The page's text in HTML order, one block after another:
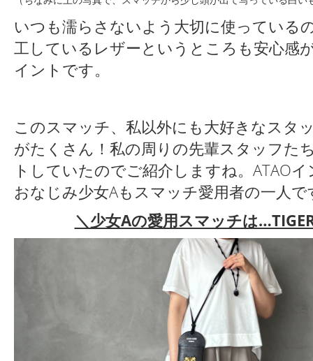
いつも濡らさないよう大切に使っている
工しているレザーというところも安心感
イントです。
このスマッチ、私以外にも大好きなスタ
がたくさん！私の周りの先輩スタッフた
トしていたのでご紹介しますね。ATAO
おなじみ少女Aもスマッチ愛用者の一人
＼少女Aの愛用スマッチは